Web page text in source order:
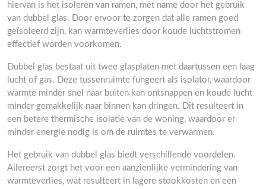
hiervan is het isoleren van ramen, met name door het gebruik
van dubbel glas. Door ervoor te zorgen dat alle ramen goed
geïsoleerd zijn, kan warmteverlies door koude luchtstromen
effectief worden voorkomen.
Dubbel glas bestaat uit twee glasplaten met daartussen een laag
lucht of gas. Deze tussenruimte fungeert als isolator, waardoor
warmte minder snel naar buiten kan ontsnappen en koude lucht
minder gemakkelijk naar binnen kan dringen. Dit resulteert in
een betere thermische isolatie van de woning, waardoor er
minder energie nodig is om de ruimtes te verwarmen.
Het gebruik van dubbel glas biedt verschillende voordelen.
Allereerst zorgt het voor een aanzienlijke vermindering van
warmteverlies, wat resulteert in lagere stookkosten en een